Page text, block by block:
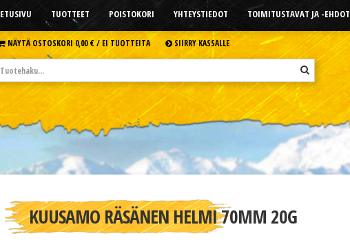
ETUSIVU TUOTTEET POISTOKORI YHTEYSTIEDOT TOIMITUSTAVAT JA -EHDOT
NÄYTÄ OSTOSKORI 0,00 € /EI TUOTTEITA SIIRRY KASSALLE
KUUSAMO RÄSÄNEN HELMI 70MM 20G